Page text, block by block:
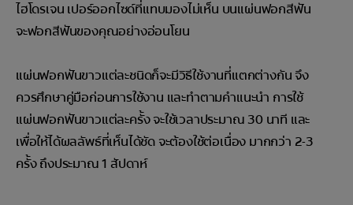
ไฮโดรเจน เปอร์ออกไซด์ที่แทบมองไม่เห็น บนแผ่นฟอกสีฟัน
จะฟอกสีฟันของคุณอย่างอ่อนโยน
แผ่นฟอกฟันขาวแต่ละชนิดก็จะมีวิธีใช้งานที่แตกต่างกัน จึง
ควรศึกษาคู่มือก่อนการใช้งาน และทำตามคำแนะนำ การใช้
แผ่นฟอกฟันขาวแต่ละครั้ง จะใช้เวลาประมาณ 30 นาที และ
เพื่อให้ได้ผลลัพธ์ที่เห็นได้ชัด จะต้องใช้ต่อเนื่อง มากกว่า 2-3
ครั้ง ถึงประมาณ 1 สัปดาห์